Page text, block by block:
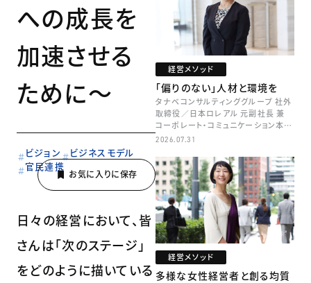
への成長を
加速させる
ために～
ビジョン
ビジネスモデル
官民連携
日々の経営において、皆
さんは「次のステージ」
をどのように描いている
経営メソッド
「偏りのない」人材と環境を
タナベコンサルティンググループ 社外
取締役／日本ロレアル 元副社長 兼
コーポレート・コミュニケーション本部
本部長／キャリアコンサルタント 井村
2026.07.31
経営メソッド
多様な女性経営者と創る均質